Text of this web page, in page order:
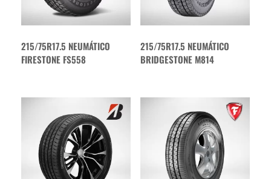
215/75R17.5 NEUMÁTICO
FIRESTONE FS558
215/75R17.5 NEUMÁTICO
BRIDGESTONE M814